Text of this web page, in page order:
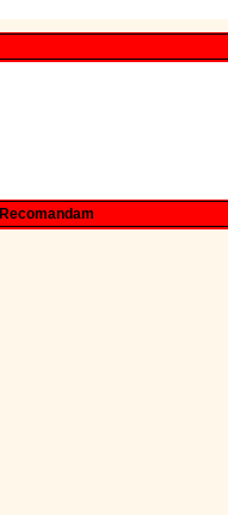
Recomandam